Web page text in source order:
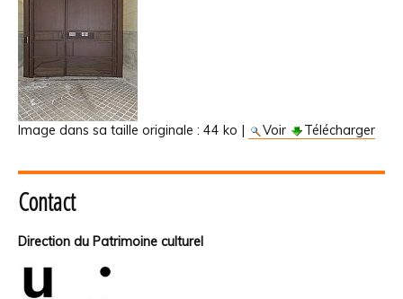
Image dans sa taille originale : 44 ko | Voir Télécharger
Contact
Direction du Patrimoine culturel